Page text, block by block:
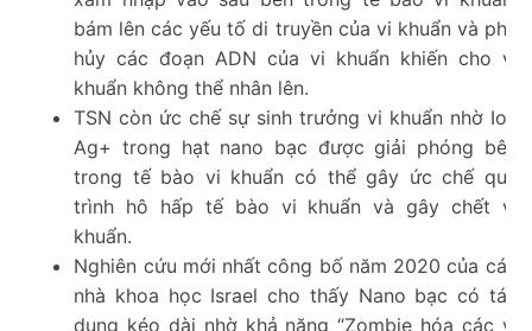
bám lên các yếu tố di truyền của vi khuẩn và phá
hủy các đoạn ADN của vi khuẩn khiến cho vi
khuẩn không thể nhân lên.
TSN còn ức chế sự sinh trưởng vi khuẩn nhờ Ion
Ag+ trong hạt nano bạc được giải phóng bên
trong tế bào vi khuẩn có thể gây ức chế quá
trình hô hấp tế bào vi khuẩn và gây chết vi
khuẩn.
Nghiên cứu mới nhất công bố năm 2020 của các
nhà khoa học Israel cho thấy Nano bạc có tác
dụng kéo dài nhờ khả năng “Zombie hóa các vi